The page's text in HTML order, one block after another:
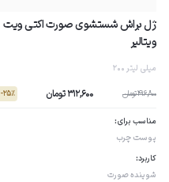
ژل براش شستشوى صورت اکتی ویت
ویتالیر
200 میلی لیتر
416,800 تومان 312,600 تومان - 25٪
مناسب برای:
پوست چرب
کاربرد:
شوینده صورت